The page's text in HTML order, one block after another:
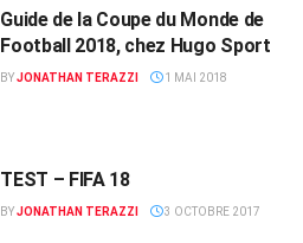
Guide de la Coupe du Monde de
Football 2018, chez Hugo Sport
BYJONATHAN TERAZZI 1 MAI 2018
TEST – FIFA 18
BYJONATHAN TERAZZI 3 OCTOBRE 2017